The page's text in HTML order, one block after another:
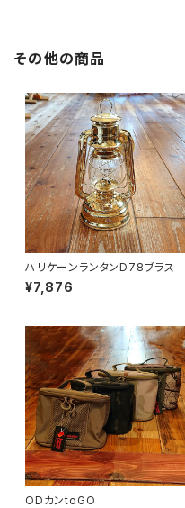
その他の商品
ハリケーンランタンD78ブラス
¥7,876
ODカンtoGO